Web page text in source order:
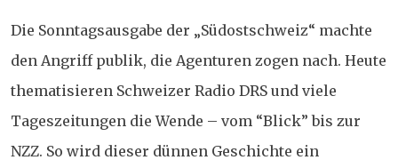
Die Sonntagsausgabe der „Südostschweiz“ machte
den Angriff publik, die Agenturen zogen nach. Heute
thematisieren Schweizer Radio DRS und viele
Tageszeitungen die Wende – vom “Blick” bis zur
NZZ. So wird dieser dünnen Geschichte ein